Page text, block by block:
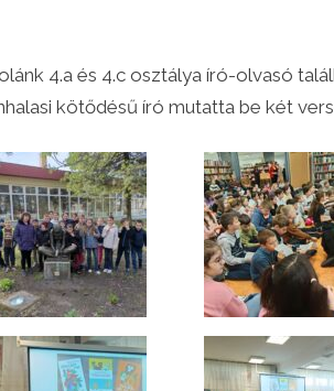
4.a és 4.c osztálya író-olvasó
kötődésű író mutatta be két